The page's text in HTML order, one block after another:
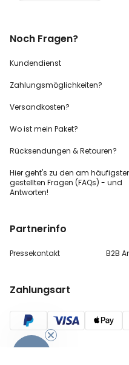
Noch Fragen?
Kundendienst
Zahlungsmöglichkeiten?
Versandkosten?
Wo ist mein Paket?
Rücksendungen & Retouren?
Hier geht's zu den am
gestellten Fragen (FAQs) - und
Antworten!
Partnerinfo
Pressekontakt B2B
Zahlungsart
-10%